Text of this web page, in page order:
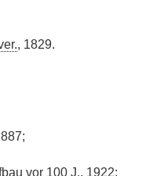
, 1829.
vor 100 J., 1922;